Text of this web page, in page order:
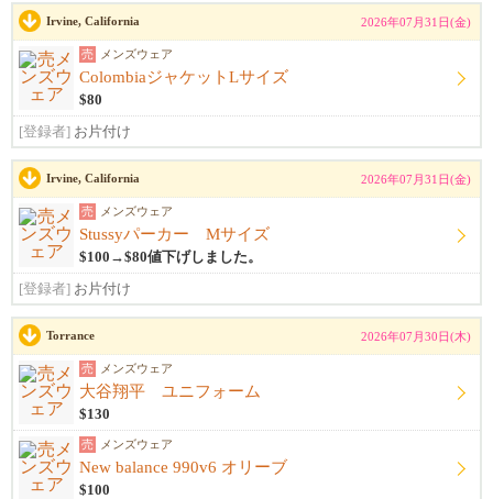
Irvine, California 2026年07月31日(金)
売 メンズウェア
ColombiaジャケットLサイズ
$80
[登録者] お片付け
Irvine, California 2026年07月31日(金)
売 メンズウェア
Stussyパーカー Mサイズ
$100→$80値下げしました。
[登録者] お片付け
Torrance 2026年07月30日(木)
売 メンズウェア
大谷翔平 ユニフォーム
$130
売 メンズウェア
New balance 990v6 オリーブ
$100